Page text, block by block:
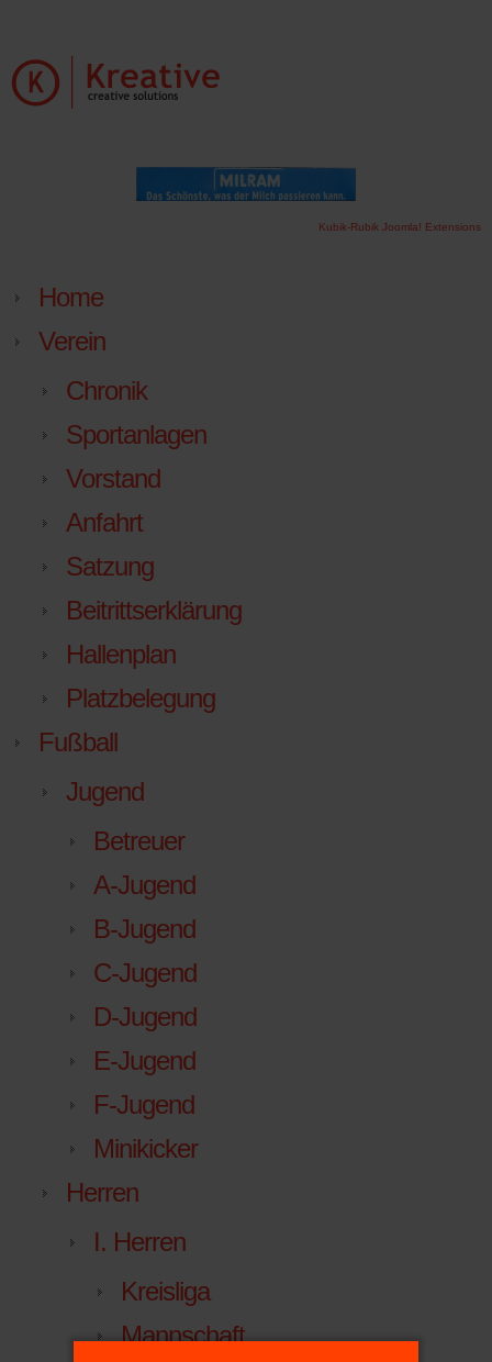
Kubik-Rubik Joomla! Extensions
Home
Verein
Chronik
Sportanlagen
Vorstand
Anfahrt
Satzung
Beitrittserklärung
Hallenplan
Platzbelegung
Fußball
Jugend
Betreuer
A-Jugend
B-Jugend
C-Jugend
D-Jugend
E-Jugend
F-Jugend
Minikicker
Herren
I. Herren
Kreisliga
Mannschaft